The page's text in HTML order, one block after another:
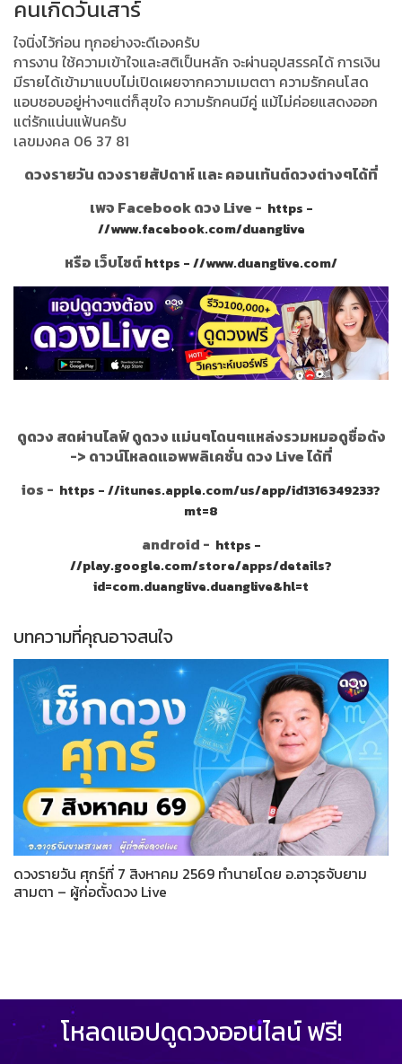
คนเกิดวันเสาร์
ใจนิ่งไว้ก่อน ทุกอย่างจะดีเองครับ
การงาน ใช้ความเข้าใจและสติเป็นหลัก จะผ่านอุปสรรคได้ การเงิน
มีรายได้เข้ามาแบบไม่เปิดเผยจากความเมตตา ความรักคนโสด
แอบชอบอยู่ห่างๆแต่ก็สุขใจ ความรักคนมีคู่ แม้ไม่ค่อยแสดงออก
แต่รักแน่นแฟ้นครับ
เลขมงคล 06 37 81
ดวงรายวัน ดวงรายสัปดาห์ และ คอนเท้นต์ดวงต่างๆได้ที่
เพจ Facebook ดวง Live - https -
//www.facebook.com/duanglive
หรือ เว็บไซต์https - //www.duanglive.com/
ดูดวง สดผ่านไลฟ์ ดูดวง แม่นๆโดนๆแหล่งรวมหมอดูชื่อดัง
-> ดาวน์โหลดแอพพลิเคชั่น ดวง Live ได้ที่
ios - https - //itunes.apple.com/us/app/id1316349233?
mt=8
android - https -
//play.google.com/store/apps/details?
id=com.duanglive.duanglive&hl=t
บทความที่คุณอาจสนใจ
ดวงรายวัน ศุกร์ที่ 7 สิงหาคม 2569 ทำนายโดย อ.อาวุธจับยาม
สามตา – ผู้ก่อตั้งดวง Live
โหลดแอปดูดวงออนไลน์ ฟรี!